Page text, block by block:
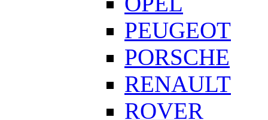
PEUGEOT
PORSCHE
RENAULT
ROVER